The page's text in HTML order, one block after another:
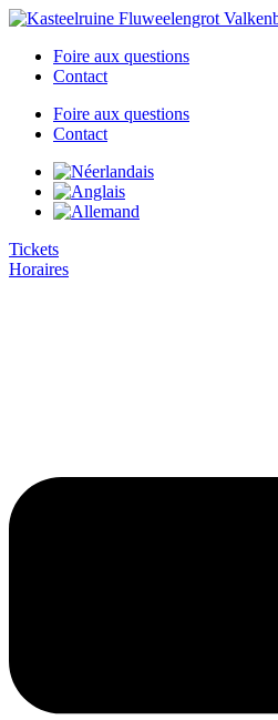
Aller
contenuFoire aux questions
Contact
Foire aux questions
Contact
Tickets
Horaires